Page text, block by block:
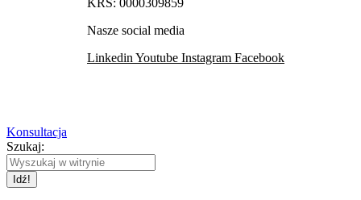
KRS: 0000309859
Nasze social media
Linkedin Youtube Instagram Facebook
Konsultacja
Szukaj: